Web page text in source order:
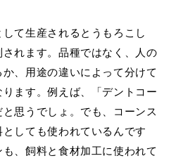
て生産されるとうもろこし
れます。品種ではなく、人の
、用途の違いによって分けて
ます。例えば、「デントコー
思うでしょ。でも、コーンス
しても使われているんです
、飼料と 食材加工に使われて